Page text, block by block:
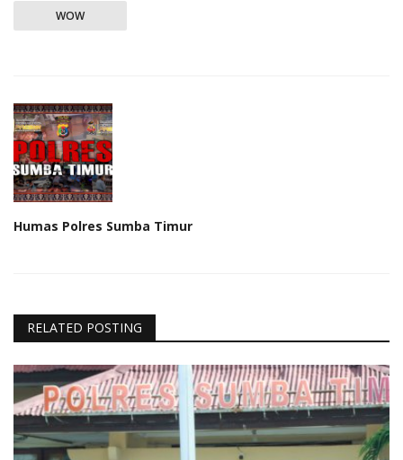
WOW
Humas Polres Sumba Timur
RELATED POSTING